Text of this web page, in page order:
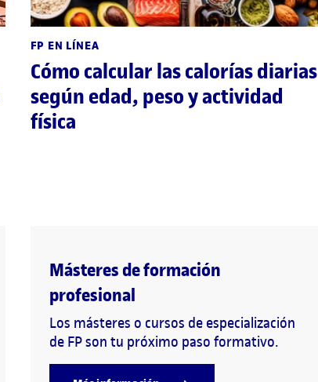
FP EN LÍNEA
Cómo calcular las calorías diarias
según edad, peso y actividad
física
Másteres de formación
profesional
Los másteres o cursos de especialización
de FP son tu próximo paso formativo.